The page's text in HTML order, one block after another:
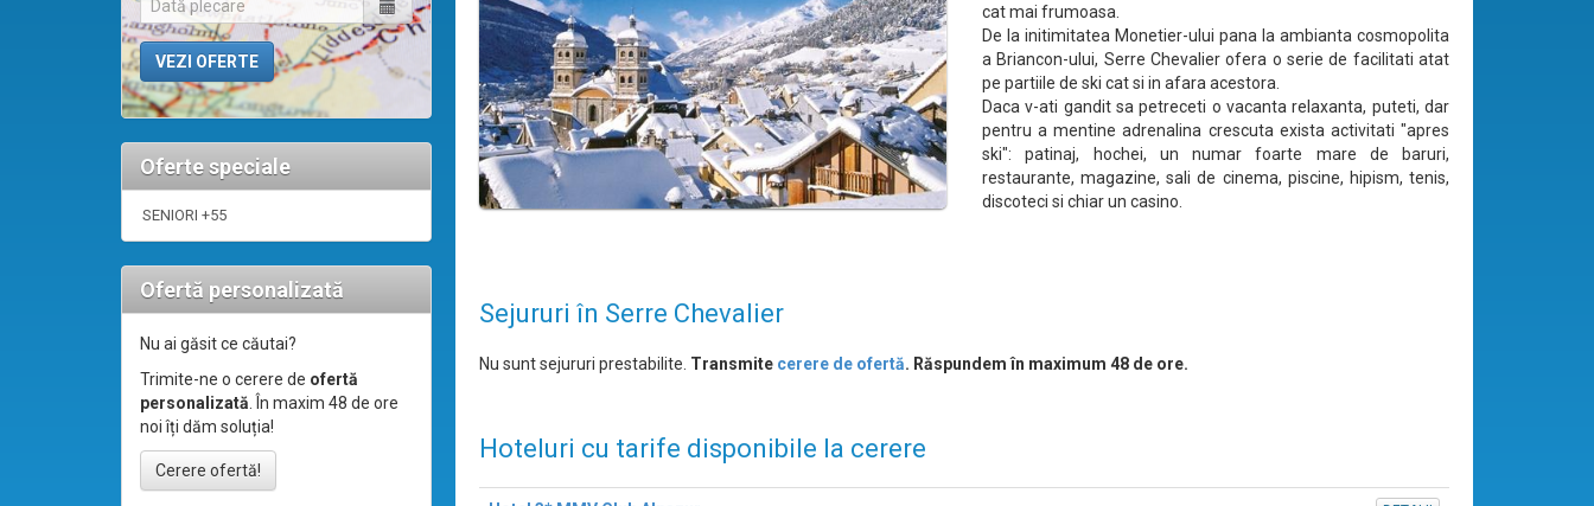
Oferte speciale
SENIORI +55
Ofertă personalizată
Nu ai găsit ce căutai?
Trimite-ne o cerere de ofertă
personalizată. În maxim 48 de ore
noi îți dăm soluția!
Cerere ofertă!
cat mai frumoasa.
De la initimitatea Monetier-ului pana la ambianta cosmopolita
a Briancon-ului, Serre Chevalier ofera o serie de facilitati atat
pe partiile de ski cat si in afara acestora.
Daca v-ati gandit sa petreceti o vacanta relaxanta, puteti, dar
pentru a mentine adrenalina crescuta exista activitati "apres
ski": patinaj, hochei, un numar foarte mare de baruri,
restaurante, magazine, sali de cinema, piscine, hipism, tenis,
discoteci si chiar un casino.
Sejururi în Serre Chevalier
Nu sunt sejururi prestabilite. Transmite cerere de ofertă. Răspundem în maximum 48 de ore.
Hoteluri cu tarife disponibile la cerere